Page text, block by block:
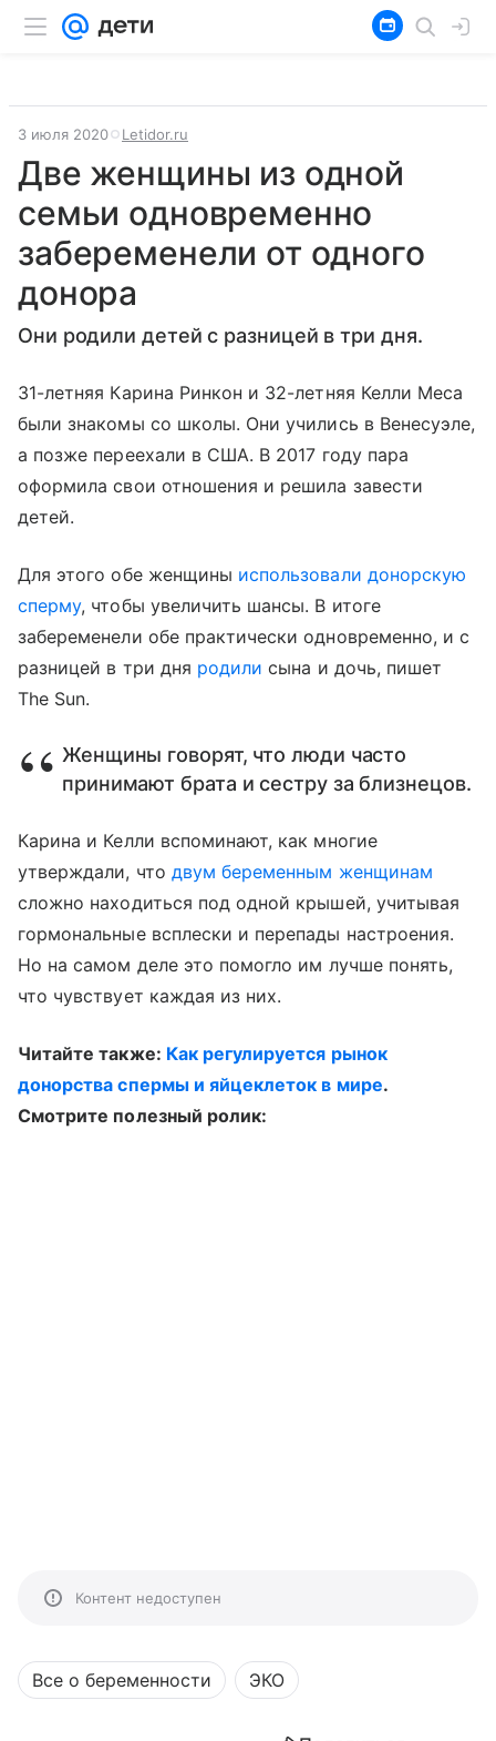
3 июля 2020 Letidor.ru
Две женщины из одной
семьи одновременно
забеременели от одного
донора
Они родили детей с разницей в три дня.
31-летняя Карина Ринкон и 32-летняя Келли Меса
были знакомы со школы. Они учились в Венесуэле,
а позже переехали в США. В 2017 году пара
оформила свои отношения и решила завести
детей.
Для этого обе женщины использовали донорскую
сперму, чтобы увеличить шансы. В итоге
забеременели обе практически одновременно, и с
разницей в три дня родили сына и дочь, пишет
The Sun.
Женщины говорят, что люди часто
принимают брата и сестру за близнецов.
Карина и Келли вспоминают, как многие
утверждали, что двум беременным женщинам
сложно находиться под одной крышей, учитывая
гормональные всплески и перепады настроения.
Но на самом деле это помогло им лучше понять,
что чувствует каждая из них.
Читайте также: Как регулируется рынок
донорства спермы и яйцеклеток в мире.
Смотрите полезный ролик:
Контент недоступен
Все о беременности ЭКО